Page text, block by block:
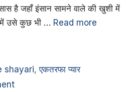
है जहाँ इंसान सामने वाले की खुशी में
में उसे कुछ भी … Read more
shayari,एकतरफा प्यार